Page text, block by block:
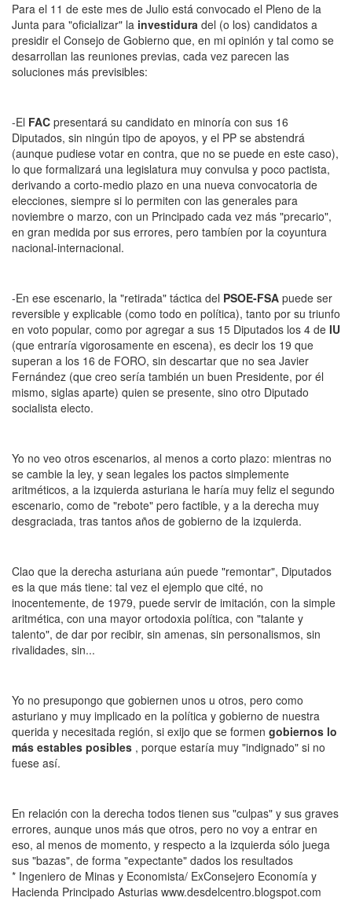
Para el 11 de este mes de Julio está convocado el Pleno de la
Junta para "oficializar" la investidura del (o los) candidatos a
presidir el Consejo de Gobierno que, en mi opinión y tal como se
desarrollan las reuniones previas, cada vez parecen las
soluciones más previsibles:
-El FAC presentará su candidato en minoría con sus 16
Diputados, sin ningún tipo de apoyos, y el PP se abstendrá
(aunque pudiese votar en contra, que no se puede en este caso),
lo que formalizará una legislatura muy convulsa y poco pactista,
derivando a corto-medio plazo en una nueva convocatoria de
elecciones, siempre si lo permiten con las generales para
noviembre o marzo, con un Principado cada vez más "precario",
en gran medida por sus errores, pero tambíen por la coyuntura
nacional-internacional.
-En ese escenario, la "retirada" táctica del PSOE-FSA puede ser
reversible y explicable (como todo en política), tanto por su triunfo
en voto popular, como por agregar a sus 15 Diputados los 4 de IU
(que entraría vigorosamente en escena), es decir los 19 que
superan a los 16 de FORO, sin descartar que no sea Javier
Fernández (que creo sería también un buen Presidente, por él
mismo, siglas aparte) quien se presente, sino otro Diputado
socialista electo.
Yo no veo otros escenarios, al menos a corto plazo: mientras no
se cambie la ley, y sean legales los pactos simplemente
aritméticos, a la izquierda asturiana le haría muy feliz el segundo
escenario, como de "rebote" pero factible, y a la derecha muy
desgraciada, tras tantos años de gobierno de la izquierda.
Clao que la derecha asturiana aún puede "remontar", Diputados
es la que más tiene: tal vez el ejemplo que cité, no
inocentemente, de 1979, puede servir de imitación, con la simple
aritmética, con una mayor ortodoxia política, con "talante y
talento", de dar por recibir, sin amenas, sin personalismos, sin
rivalidades, sin...
Yo no presupongo que gobiernen unos u otros, pero como
asturiano y muy implicado en la política y gobierno de nuestra
querida y necesitada región, si exijo que se formen gobiernos lo
más estables posibles , porque estaría muy "indignado" si no
fuese así.
En relación con la derecha todos tienen sus "culpas" y sus graves
errores, aunque unos más que otros, pero no voy a entrar en
eso, al menos de momento, y respecto a la izquierda sólo juega
sus "bazas", de forma "expectante" dados los resultados
* Ingeniero de Minas y Economista/ ExConsejero Economía y
Hacienda Principado Asturias www.desdelcentro.blogspot.com